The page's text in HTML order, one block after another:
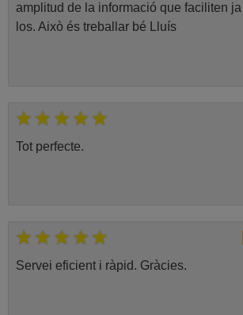
amplitud de la informació que faciliten
los. Això és treballar bé Lluís
Tot perfecte.
Servei eficient i ràpid. Gràcies.